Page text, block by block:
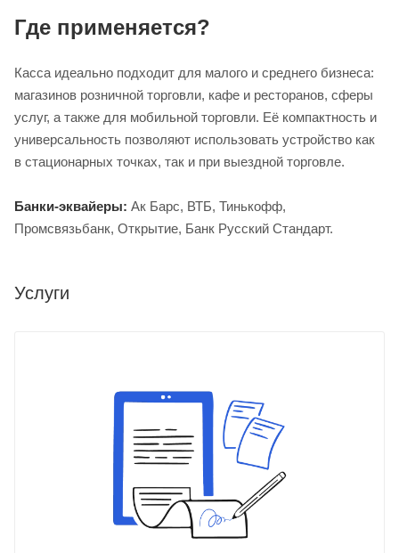
Где применяется?
Касса идеально подходит для малого и среднего бизнеса:
магазинов розничной торговли, кафе и ресторанов, сферы
услуг, а также для мобильной торговли. Её компактность и
универсальность позволяют использовать устройство как
в стационарных точках, так и при выездной торговле.
Банки-эквайеры: Ак Барс, ВТБ, Тинькофф,
Промсвязьбанк, Открытие, Банк Русский Стандарт.
Услуги